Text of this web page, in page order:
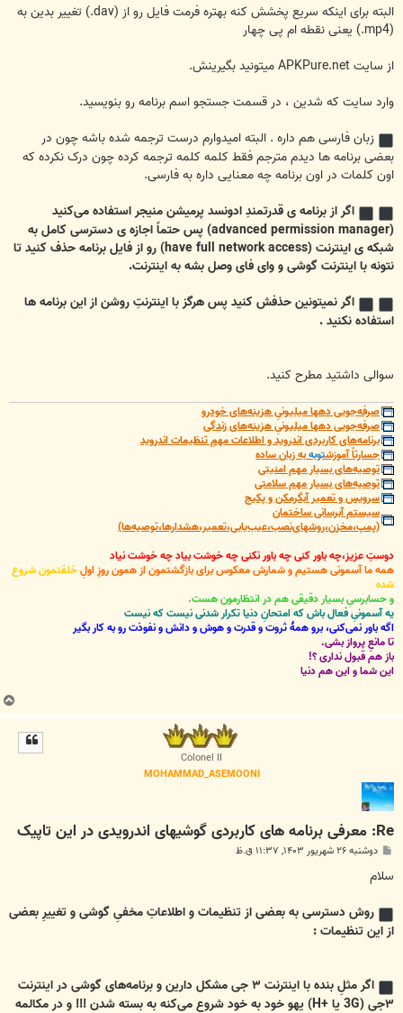
البته برای اینکه سریع پخشش کنه بهتره فرمت فایل رو از (dav.) تغییر بدین به
از سایت APKPure.net میتونید بگیرینش.
وارد سایت که شدین ، در قسمت جستجو اسم برنامه رو بنویسید.
زبان فارسی هم داره . البته امیدوارم درست ترجمه شده باشه چون در
بعضی برنامه ها دیدم مترجم فقط کلمه کلمه ترجمه کرده چون درک نکرده که
اون کلمات در اون برنامه چه معنایی داره به فارسی.
اگر از برنامه ی قدرتمندِ ادونسد پرمیشن منیجر استفاده می‌کنید
(advanced permission manager) پس حتماً اجازه ی دسترسی کامل به
شبکه ی اینترنت (have full network access) رو از فایل برنامه حذف کنید تا
نتونه با اینترنت گوشی و وای فای وصل بشه به اینترنت.
اگر نمیتونین حذفش کنید پس هرگز با اینترنتِ روشن از این برنامه ها
استفاده نکنید .
سوالی داشتید مطرح کنید.
صرفه‌جویی دهها میلیونیِ هزینه‌های خودرو
صرفه‌جویی دهها میلیونیِ هزینه‌های زندگی
برنامه‌های کاربردی اندروید و اطلاعات مهمِ تنظیمات اندروید
جسارتاً آموزشتوبهبه زبان ساده
توصیه‌های بسیار مهم امنیتی
توصیه‌های بسیار مهم سلامتی
سرویس و تعمیر آبگرمکن و پکیج
سیستم آبرسانی ساختمان
(پمپ،مخزن،روشهای‌نصب،عیب‌یابی،تعمیر،هشدارها،توصیه‌ها)
دوستِ عزیز،چه باور کنی چه باور نکنی چه خوشت بیاد چه خوشت نیاد
همه ما آسمونی هستیم و شمارش معکوس برای بازگشتمون از همون روزِ اولِخلقتمون شروع
شده
و حسابرسیِ بسیار دقیقی هم در انتظارمون هست.
یه آسمونیِ فعال باش که امتحانِ دنیا تکرار شدنی نیست که نیست
اگه باور نمی‌کنی، برو همۀ ثروت و قدرت و هوش و دانش و نفوذت رو به کار بگیر
تا مانعِ پرواز بشی.
باز هم قبول نداری ؟!
این شما و این هم دنیا
ب
ا
Colonel II
MOHAMMAD_ASEMOONI
Re: معرفی برنامه های کاربردی گوشیهای اندرویدی در این تاپیک
پ
ت
دوشنبه ۲۶ شهریور ۱۴۰۳, ۱۱:۳۷ ق.ظ
سلام
روش دسترسی به بعضی از تنظیمات و اطلاعاتِ مخفیِ گوشی و تغییرِ بعضی
از این تنظیمات :
اگر مثلِ بنده با اینترنت ۳ جی مشکل دارین و برنامه‌های گوشی در اینترنت
۳جی (3G یا +H) یهو خود به خود شروع می‌کنه به بسته شدن !!! و در مکالمه